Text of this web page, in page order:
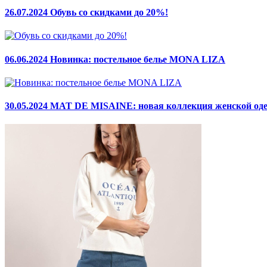
26.07.2024 Обувь со скидками до 20%!
06.06.2024 Новинка: постельное белье MONA LIZA
30.05.2024 MAT DE MISAINE: новая коллекция женской